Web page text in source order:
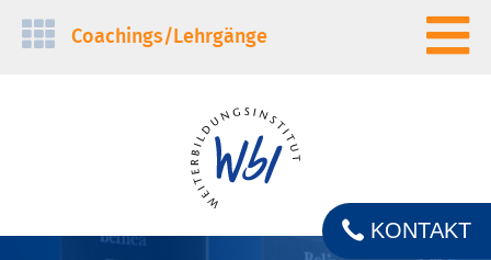
Navigation
Coachings/­Lehrgänge
KONTAKT